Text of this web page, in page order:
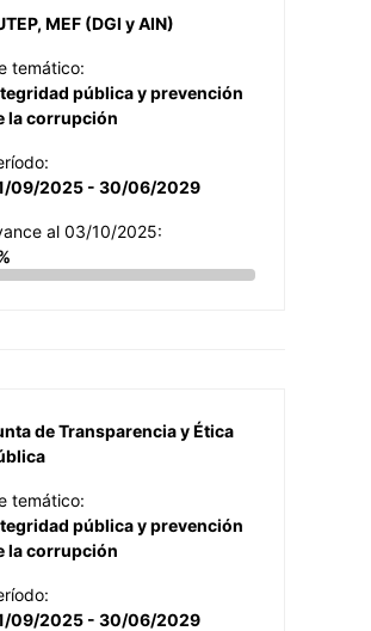
MEF (DGI y AIN)
temático:
pública y prevención
la corrupción
09/2025 - 30/06/2029
al 03/10/2025:
de Transparencia y Ética
temático:
pública y prevención
la corrupción
09/2025 - 30/06/2029